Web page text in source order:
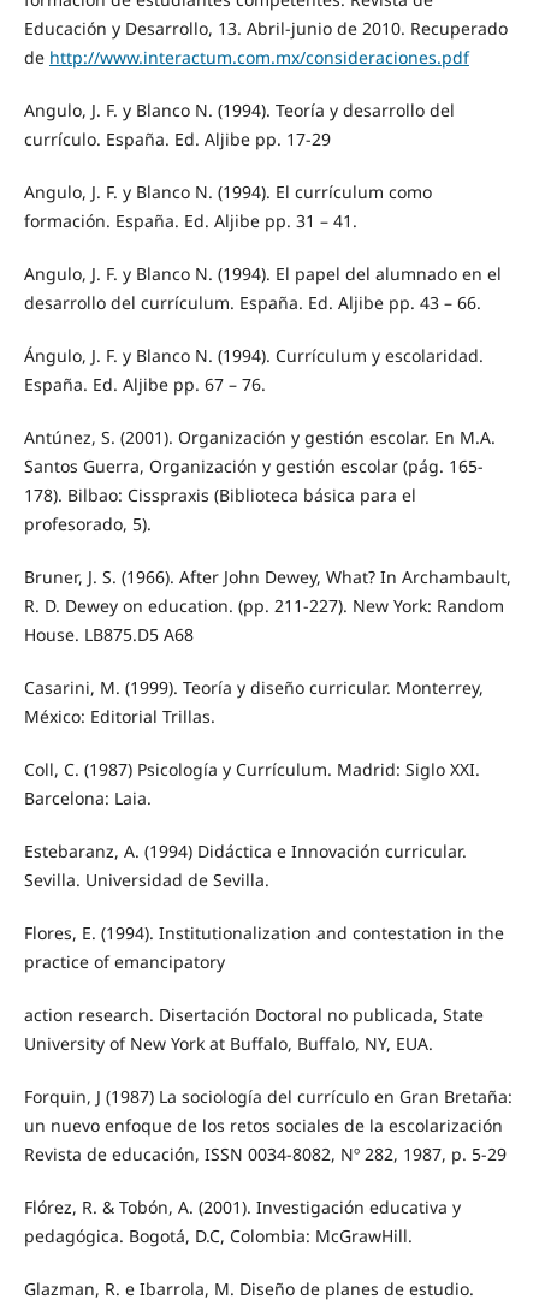
Educación y Desarrollo, 13. Abril-junio de 2010. Recuperado
de http://www.interactum.com.mx/consideraciones.pdf
Angulo, J. F. y Blanco N. (1994). Teoría y desarrollo del
currículo. España. Ed. Aljibe pp. 17-29
Angulo, J. F. y Blanco N. (1994). El currículum como
formación. España. Ed. Aljibe pp. 31 – 41.
Angulo, J. F. y Blanco N. (1994). El papel del alumnado en el
desarrollo del currículum. España. Ed. Aljibe pp. 43 – 66.
Ángulo, J. F. y Blanco N. (1994). Currículum y escolaridad.
España. Ed. Aljibe pp. 67 – 76.
Antúnez, S. (2001). Organización y gestión escolar. En M.A.
Santos Guerra, Organización y gestión escolar (pág. 165-
178). Bilbao: Cisspraxis (Biblioteca básica para el
profesorado, 5).
Bruner, J. S. (1966). After John Dewey, What? In Archambault,
R. D. Dewey on education. (pp. 211-227). New York: Random
House. LB875.D5 A68
Casarini, M. (1999). Teoría y diseño curricular. Monterrey,
México: Editorial Trillas.
Coll, C. (1987) Psicología y Currículum. Madrid: Siglo XXI.
Barcelona: Laia.
Estebaranz, A. (1994) Didáctica e Innovación curricular.
Sevilla. Universidad de Sevilla.
Flores, E. (1994). Institutionalization and contestation in the
practice of emancipatory
action research. Disertación Doctoral no publicada, State
University of New York at Buffalo, Buffalo, NY, EUA.
Forquin, J (1987) La sociología del currículo en Gran Bretaña:
un nuevo enfoque de los retos sociales de la escolarización
Revista de educación, ISSN 0034-8082, Nº 282, 1987, p. 5-29
Flórez, R. & Tobón, A. (2001). Investigación educativa y
pedagógica. Bogotá, D.C, Colombia: McGrawHill.
Glazman, R. e Ibarrola, M. Diseño de planes de estudio.